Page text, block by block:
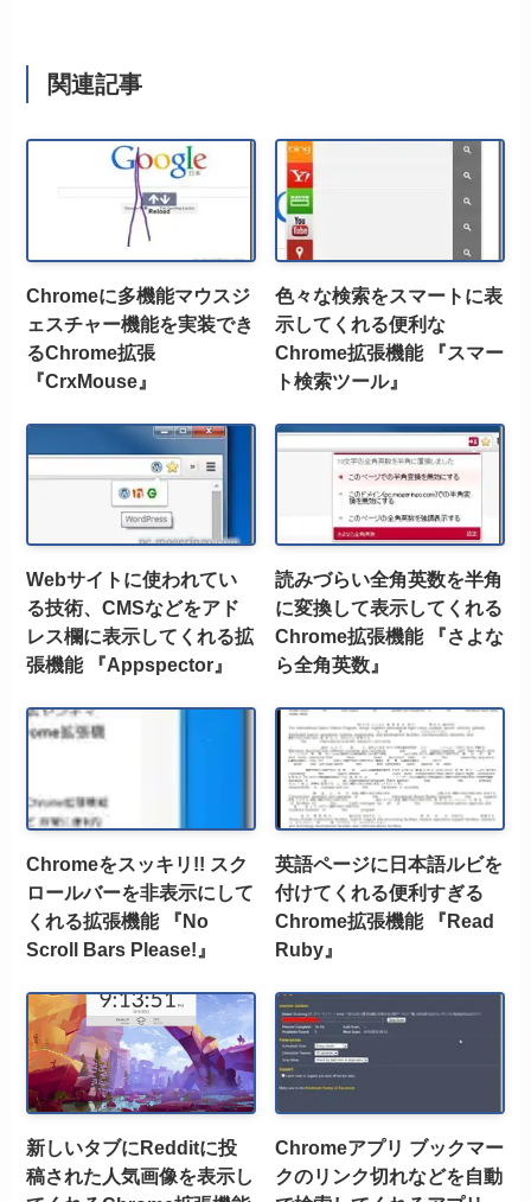
関連記事
Chromeに多機能マウスジ
ェスチャー機能を実装でき
るChrome拡張
『CrxMouse』
色々な検索をスマートに表
示してくれる便利な
Chrome拡張機能 『スマー
ト検索ツール』
Webサイトに使われてい
る技術、CMSなどをアド
レス欄に表示してくれる拡
張機能 『Appspector』
読みづらい全角英数を半角
に変換して表示してくれる
Chrome拡張機能 『さよな
ら全角英数』
Chromeをスッキリ!! スク
ロールバーを非表示にして
くれる拡張機能 『No
Scroll Bars Please!』
英語ページに日本語ルビを
付けてくれる便利すぎる
Chrome拡張機能 『Read
Ruby』
新しいタブにRedditに投
稿された人気画像を表示し
Chromeアプリ ブックマー
クのリンク切れなどを自動